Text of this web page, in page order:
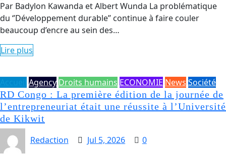
Par Badylon Kawanda et Albert Wunda La problématique
du ‘’Développement durable’’ continue à faire couler
beaucoup d’encre au sein des…
Lire plus
Agency Droits humains ECONOMIE News Société
RD Congo : La première édition de la journée de
l’entrepreneuriat était une réussite à l’Université
de Kikwit
Redaction
Jul 5, 2026
0